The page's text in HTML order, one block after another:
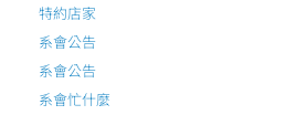
特約店家
系會公告
系會公告
系會忙什麼